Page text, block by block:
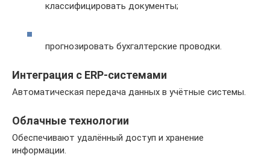
классифицировать документы;
прогнозировать бухгалтерские проводки.
Интеграция с ERP-системами
Автоматическая передача данных в учётные системы.
Облачные технологии
Обеспечивают удалённый доступ и хранение
информации.